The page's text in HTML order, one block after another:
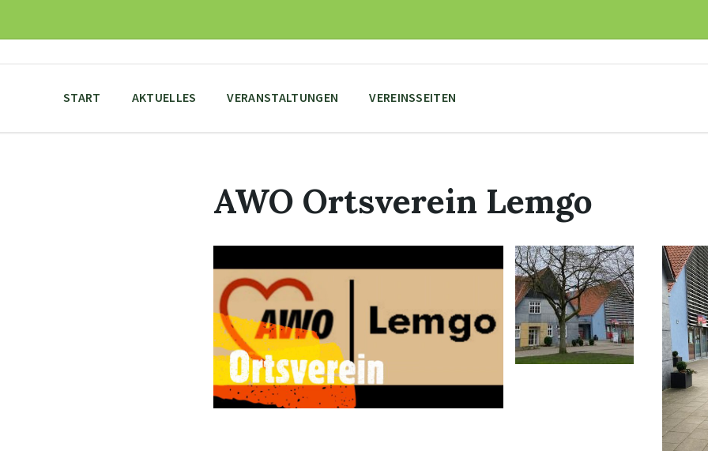
content
main
footer
START AKTUELLES VERANSTALTUNGEN VEREINSSEITEN
AWO Ortsverein Lemgo